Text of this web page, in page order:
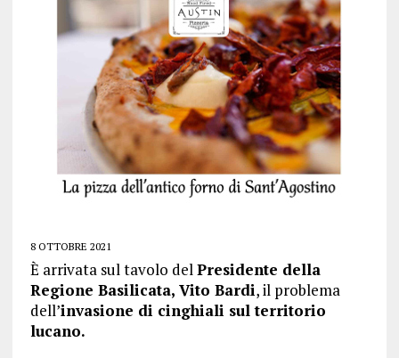
8 OTTOBRE 2021
È arrivata sul tavolo delPresidente della
Regione Basilicata, Vito Bardi, il problema
dell’invasione di cinghiali sul territorio
lucano.